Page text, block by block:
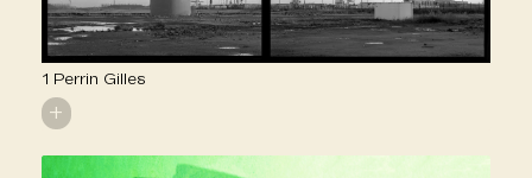
1 Perrin Gilles
+